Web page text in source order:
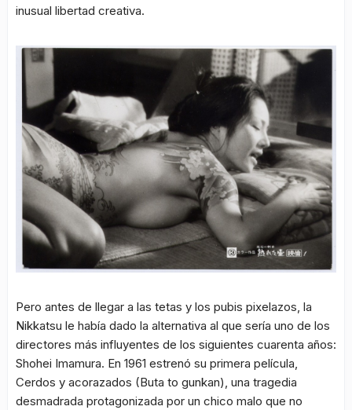
inusual libertad creativa.
Pero antes de llegar a las tetas y los pubis pixelazos, la
Nikkatsu le había dado la alternativa al que sería uno de los
directores más influyentes de los siguientes cuarenta años:
Shohei Imamura. En 1961 estrenó su primera película,
Cerdos y acorazados (Buta to gunkan), una tragedia
desmadrada protagonizada por un chico malo que no